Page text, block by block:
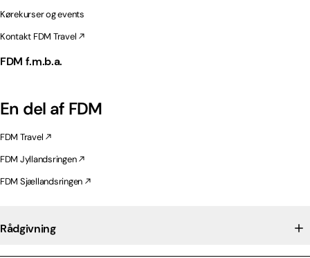
Kørekurser og events
Kontakt FDM Travel
FDM f.m.b.a.
En del af FDM
FDM Travel
FDM Jyllandsringen
FDM Sjællandsringen
Rådgivning